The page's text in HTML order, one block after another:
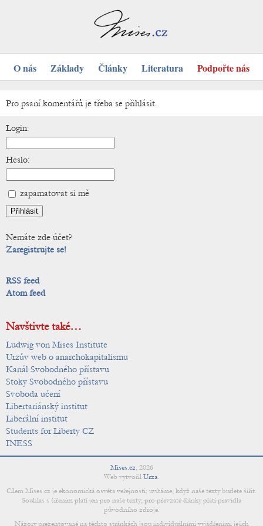
O nás Základy Články Literatura Podpořte nás
Pro psaní komentářů je třeba se přihlásit.
Login:
Heslo:
zapamatovat si mě
Nemáte zde účet?
Zaregistrujte se!
RSS feed
Atom feed
Navštivte také…
Ludwig von Mises Institute
Urzův web o anarchokapitalismu
Kanál Svobodného přístavu
Stoky Svobodného přístavu
Svoboda učení
Libertariánský institut
Liberální institut
Students for Liberty CZ
INESS
Mises.cz, 2026
Web vytvořil Urza.
Cílem Mises.cz je ekonomická osvěta veřejnosti; uvítáme, když naše texty budete šířit.
Souhlas s šířením platí jen pro naše texty; pro převzaté články platí pravidla
původního zdroje.
Názory prezentované na těchto stránkách jsou individuálními vyjádřeními jejich